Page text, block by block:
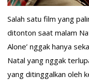
Salah satu film yang
ditonton saat malam
Alone’ nggak hanya
Natal yang nggak
yang ditinggalkan oleh